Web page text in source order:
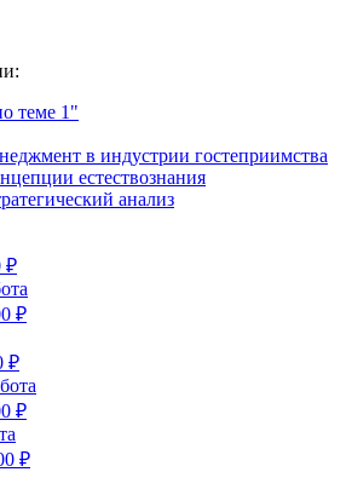
теме 1"
в индустрии гостеприимства
естествознания
анализ
₽
₽
₽
₽
₽